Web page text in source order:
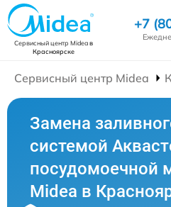
Сервисный центр Mideaв
Красноярске
+7
Сервисный центр Midea
Замена
системой
посудомоечной
Midea в